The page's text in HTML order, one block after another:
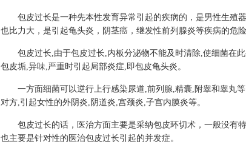
包皮过长是一种先本性发育异常引起的疾病的，是男性生殖
也比力大，是引起龟头炎，阴茎癌，继发性前列腺炎等疾病的危险
包皮过长,由于包皮过长,内板分泌物不能及时清除,使细菌在此
包皮垢,异味,严重时引起局部炎症,即包皮龟头炎。
一方面细菌可以逆行上行感染尿道,前列腺,精囊,附睾和睾丸等
对方,引起女性的外阴炎,阴道炎,宫颈炎,子宫内膜炎等。
包皮过长的话，医治方面主要是采纳包皮环切术，一般没有
也主要是针对性的医治包皮过长引起的并发症。